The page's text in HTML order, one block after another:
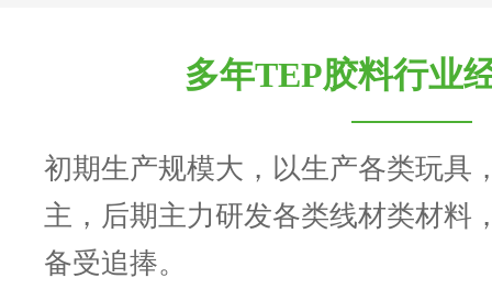
多年TEP胶料行业
初期生产规模大，以生产各类玩具
主，后期主力研发各类线材类材料
备受追捧。